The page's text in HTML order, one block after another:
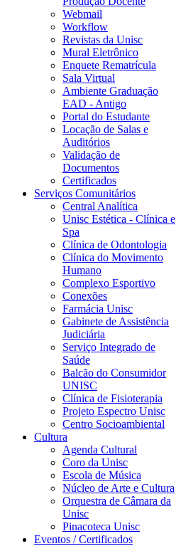
Webmail
Workflow
Revistas da Unisc
Mural Eletrônico
Enquete Rematrícula
Sala Virtual
Ambiente Graduação
EAD - Antigo
Portal do Estudante
Locação de Salas e
Auditórios
Validação de
Documentos
Certificados
Serviços Comunitários
Central Analítica
Unisc Estética - Clínica e
Spa
Clínica de Odontologia
Clínica do Movimento
Humano
Complexo Esportivo
Conexões
Farmácia Unisc
Gabinete de Assistência
Judiciária
Serviço Integrado de
Saúde
Balcão do Consumidor
UNISC
Clínica de Fisioterapia
Projeto Espectro Unisc
Centro Socioambiental
Cultura
Agenda Cultural
Coro da Unisc
Escola de Música
Núcleo de Arte e Cultura
Orquestra de Câmara da
Unisc
Pinacoteca Unisc
Eventos / Certificados